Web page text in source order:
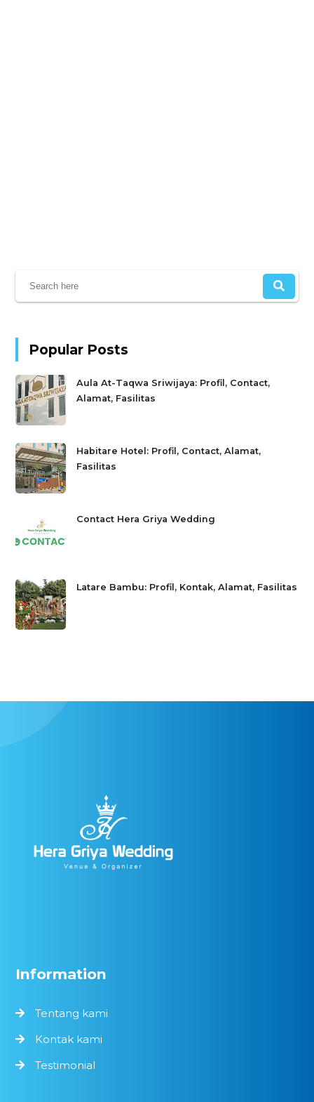
Popular Posts
Aula At-Taqwa Sriwijaya: Profil, Contact,
Alamat, Fasilitas
Habitare Hotel: Profil, Contact, Alamat,
Fasilitas
Contact Hera Griya Wedding
Latare Bambu: Profil, Kontak, Alamat, Fasilitas
Information
Tentang kami
Kontak kami
Testimonial